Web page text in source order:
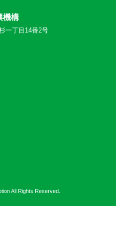
機構
一丁目14番2号
All Rights Reserved.